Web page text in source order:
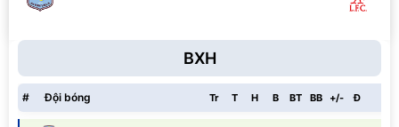
BXH
# Đội bóng Tr T H B BT BB +/- Đ